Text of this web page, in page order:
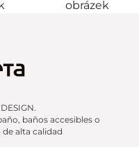
baños accesibles o
alta calidad